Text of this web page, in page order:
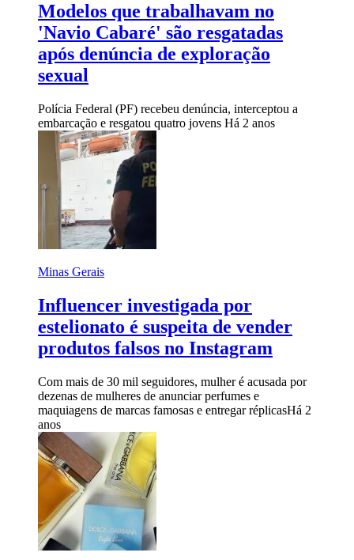
Modelos que trabalhavam no
'Navio Cabaré' são resgatadas
após denúncia de exploração
sexual
Polícia Federal (PF) recebeu denúncia, interceptou a
embarcação e resgatou quatro jovens Há 2 anos
Minas Gerais
Influencer investigada por
estelionato é suspeita de vender
produtos falsos no Instagram
Com mais de 30 mil seguidores, mulher é acusada por
dezenas de mulheres de anunciar perfumes e
maquiagens de marcas famosas e entregar réplicasHá 2
anos